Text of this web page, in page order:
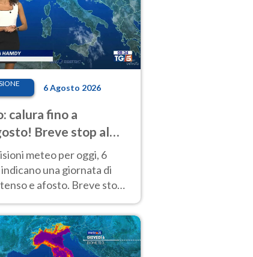
6 Agosto 2026
calura fino a
Breve stop al
7 e 9 agosto
meteo per oggi, 6
una giornata di
e afosto. Breve stop